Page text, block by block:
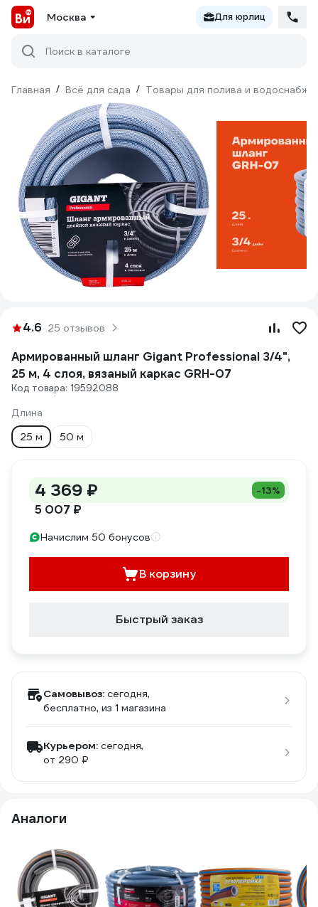
Москва Для юрлиц
Поиск в каталоге
Главная / Всё для сада / Товары для полива и
4.6 25 отзывов
Армированный шланг Gigant Professional 3/4",
25 м, 4 слоя, вязаный каркас GRH-07
Код товара: 19592088
Длина
25 м
50 м
4 369 ₽ -13%
5 007 ₽
Начислим 50 бонусов
В корзину
Быстрый заказ
Самовывоз: сегодня,
бесплатно, из 1 магазина
Курьером: сегодня,
от 290 ₽
Аналоги